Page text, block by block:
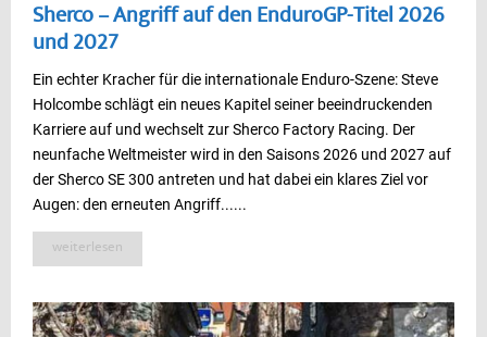
Sherco – Angriff auf den EnduroGP-Titel 2026
und 2027
Ein echter Kracher für die internationale Enduro-Szene: Steve
Holcombe schlägt ein neues Kapitel seiner beeindruckenden
Karriere auf und wechselt zur Sherco Factory Racing. Der
neunfache Weltmeister wird in den Saisons 2026 und 2027 auf
der Sherco SE 300 antreten und hat dabei ein klares Ziel vor
Augen: den erneuten Angriff......
weiterlesen